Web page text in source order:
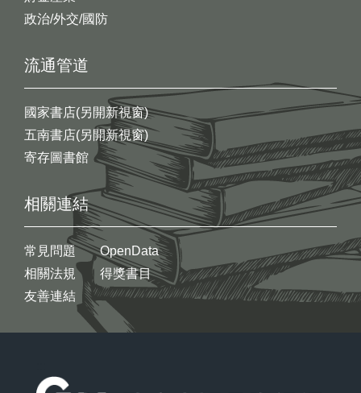
政治/外交/國防
流通管道
國家書店(另開新視窗)
五南書店(另開新視窗)
寄存圖書館
相關連結
常見問題
相關法規
友善連結
OpenData
得獎書目